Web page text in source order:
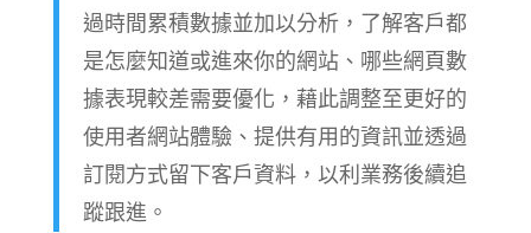
過時間累積數據並加以分析，了解客戶都
是怎麼知道或進來你的網站、哪些網頁數
據表現較差需要優化，藉此調整至更好的
使用者網站體驗、提供有用的資訊並透過
訂閱方式留下客戶資料，以利業務後續追
蹤跟進。